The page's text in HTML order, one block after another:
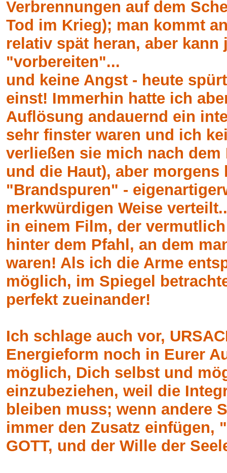
Verbrennungen auf dem
Tod im Krieg); man kommt
relativ spät heran, aber
"vorbereiten"...
und keine Angst - heute
einst! Immerhin hatte ich
Auflösung andauernd ein
sehr finster waren und ich
verließen sie mich nach
und die Haut), aber
"Brandspuren" -
merkwürdigen Weise
in einem Film, der
hinter dem Pfahl, an dem
waren! Als ich die Arme
möglich, im Spiegel
perfekt zueinander!
Ich schlage auch vor,
Energieform noch in Eurer
möglich, Dich selbst und
einzubeziehen, weil die
bleiben muss; wenn andere
immer den Zusatz einfügen,
GOTT, und der Wille der